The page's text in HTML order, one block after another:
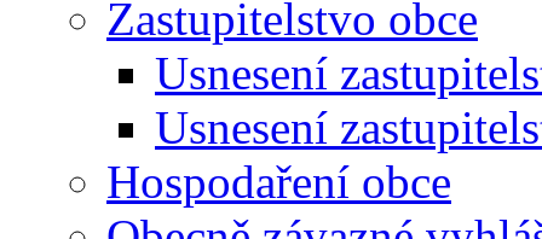
Zastupitelstvo obce
Usnesení
Usnesení
Hospodaření obce